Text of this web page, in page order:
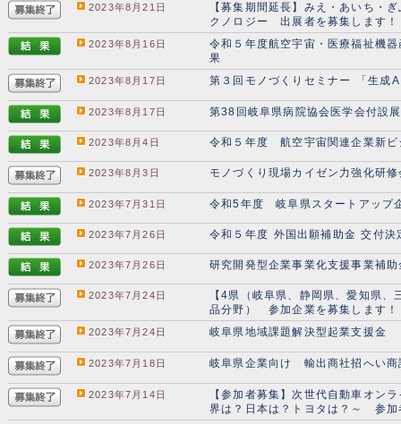
2023年8月21日
【募集期間延長】みえ・あいち・
クノロジー 出展者を募集します！
2023年8月16日
令和５年度航空宇宙・医療福祉機
果
2023年8月17日 第３回モノづくりセミナー 「生成
2023年8月17日 第38回岐阜県病院協会医学会付設
2023年8月4日 令和５年度 航空宇宙関連企業新
2023年8月3日 モノづくり現場カイゼン力強化研
2023年7月31日 令和5年度 岐阜県スタートアップ
2023年7月26日 令和５年度 外国出願補助金 交付決
2023年7月26日 研究開発型企業事業化支援事業補
2023年7月24日
【4県（岐阜県、静岡県、愛知県
品分野） 参加企業を募集します！
2023年7月24日 岐阜県地域課題解決型起業支援金
2023年7月18日 岐阜県企業向け 輸出商社招へい
2023年7月14日
【参加者募集】次世代自動車オ
界は？日本は？トヨタは？～ 参加